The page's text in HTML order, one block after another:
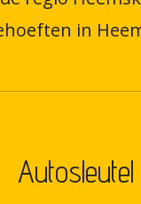
in